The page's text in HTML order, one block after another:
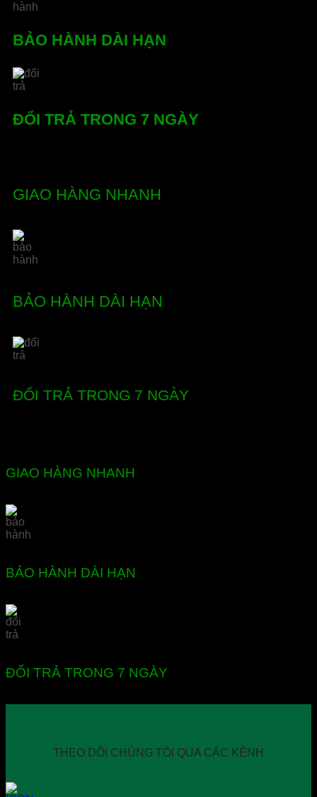
BẢO HÀNH DÀI HẠN
ĐỔI TRẢ TRONG 7 NGÀY
GIAO HÀNG NHANH
BẢO HÀNH DÀI HẠN
ĐỔI TRẢ TRONG 7 NGÀY
GIAO HÀNG NHANH
BẢO HÀNH DÀI HẠN
ĐỔI TRẢ TRONG 7 NGÀY
THEO DÕI CHÚNG TÔI QUA CÁC KÊNH